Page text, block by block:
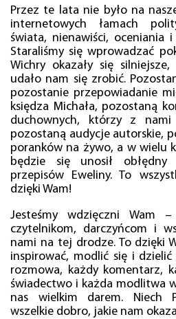
Przez te lata nie było na
internetowych łamach
świata, nienawiści, oceniania
Staraliśmy się wprowadzać
Wichry okazały się
udało nam się zrobić.
pozostanie przepowiadanie
księdza Michała, pozostaną
duchownych, którzy z nami
pozostaną audycje autorskie,
poranków na żywo, a w wielu
będzie się unosił
przepisów Eweliny. To
dzięki Wam!
Jesteśmy wdzięczni Wam –
czytelnikom, darczyńcom i
nami na tej drodze. To dzięki
inspirować, modlić się i dzielić
rozmowa, każdy komentarz,
świadectwo i każda modlitwa
nas wielkim darem. Niech
wszelkie dobro, jakie nam